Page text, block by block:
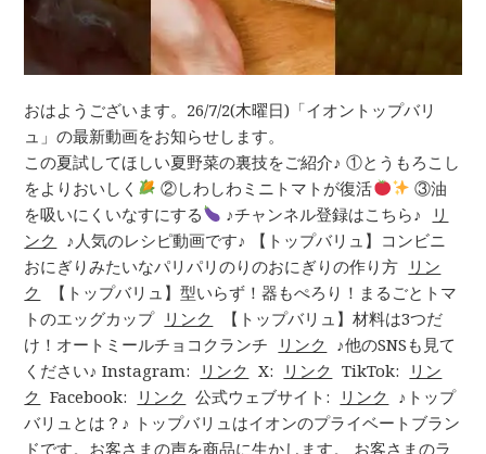
おはようございます。26/7/2(木曜日)「イオントップバリ
ュ」の最新動画をお知らせします。
この夏試してほしい夏野菜の裏技をご紹介♪ ①とうもろこし
をよりおいしく
②しわしわミニトマトが復活
③油
を吸いにくいなすにする
♪チャンネル登録はこちら♪
リ
ンク ♪人気のレシピ動画です♪ 【トップバリュ】コンビニ
おにぎりみたいなパリパリのりのおにぎりの作り方 リン
ク
【トップバリュ】型いらず！器もぺろり！まるごとトマ
トのエッグカップ リンク
【トップバリュ】材料は3つだ
け！オートミールチョコクランチ
リンク ♪他のSNSも見て
ください♪ Instagram:
リンク X: リンク TikTok:
リン
ク Facebook: リンク 公式ウェブサイト: リンク ♪トップ
バリュとは？♪ トップバリュはイオンのプライベートブラン
ドです。お客さまの声を商品に生かします。 お客さまのラ